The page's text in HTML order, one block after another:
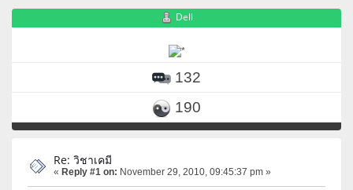
Dell
132
190
Re: วิชาเคมี
« Reply #1 on: November 29, 2010, 09:45:37 pm »